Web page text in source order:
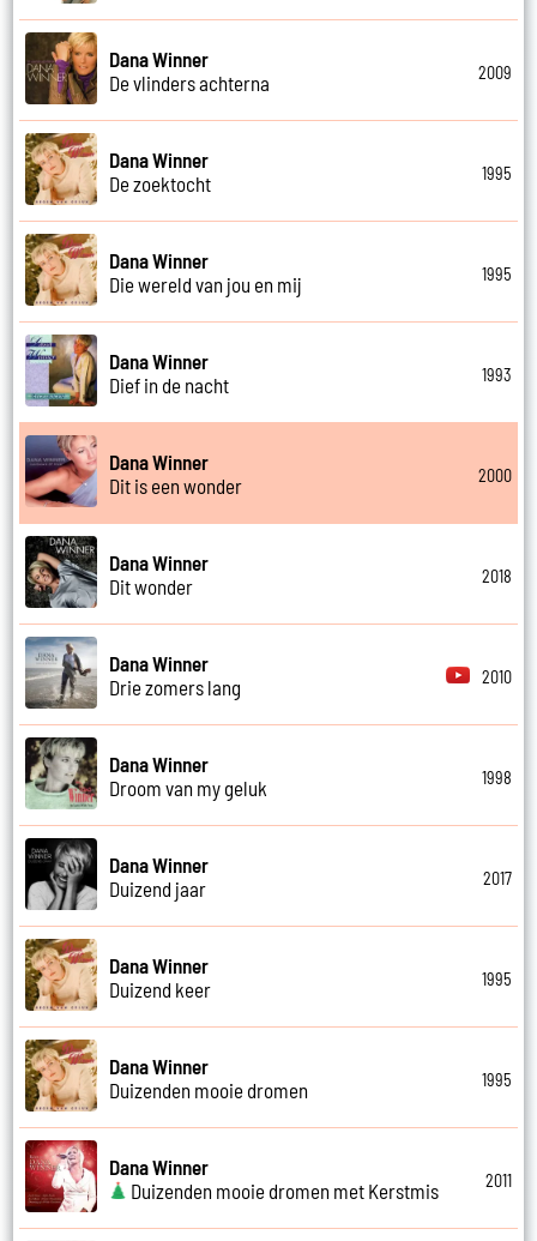
Dana Winner
De vlinders achterna
2009
Dana Winner
De zoektocht
1995
Dana Winner
Die wereld van jou en mij
1995
Dana Winner
Dief in de nacht
1993
Dana Winner
Dit is een wonder
2000
Dana Winner
Dit wonder
2018
Dana Winner
Drie zomers lang
2010
Dana Winner
Droom van my geluk
1998
Dana Winner
Duizend jaar
2017
Dana Winner
Duizend keer
1995
Dana Winner
Duizenden mooie dromen
1995
Dana Winner
Duizenden mooie dromen met Kerstmis
2011